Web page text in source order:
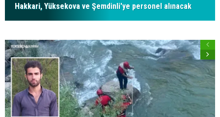
Hakkari, Yüksekova ve Şemdinli'ye personel alınacak